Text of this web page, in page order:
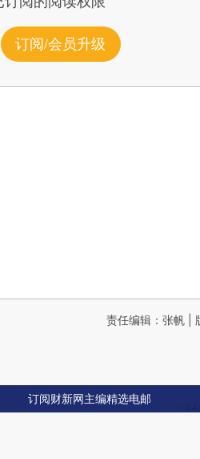
订阅/会员升级
责任编辑：张帆 |
订阅财新网主编精选电邮